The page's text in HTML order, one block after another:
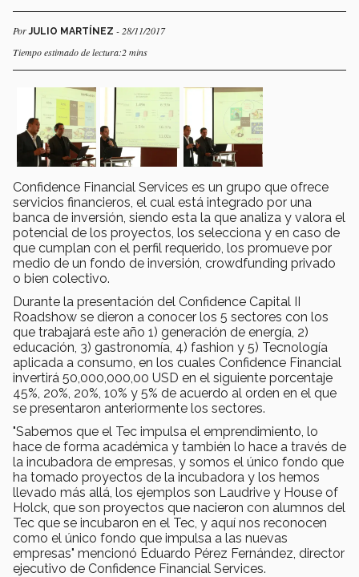
PorJULIO MARTÍNEZ - 28/11/2017
Tiempo estimado de lectura:2 mins
Confidence Financial Services es un grupo que ofrece
servicios financieros, el cual está integrado por una
banca de inversión, siendo esta la que analiza y valora el
potencial de los proyectos, los selecciona y en caso de
que cumplan con el perfil requerido, los promueve por
medio de un fondo de inversión, crowdfunding privado
o bien colectivo.
Durante la presentación del Confidence Capital II
Roadshow se dieron a conocer los 5 sectores con los
que trabajará este año 1) generación de energía, 2)
educación, 3) gastronomía, 4) fashion y 5) Tecnología
aplicada a consumo, en los cuales Confidence Financial
invertirá 50,000,000,00 USD en el siguiente porcentaje
45%, 20%, 20%, 10% y 5% de acuerdo al orden en el que
se presentaron anteriormente los sectores.
"Sabemos que el Tec impulsa el emprendimiento, lo
hace de forma académica y también lo hace a través de
la incubadora de empresas, y somos el único fondo que
ha tomado proyectos de la incubadora y los hemos
llevado más allá, los ejemplos son Laudrive y House of
Holck, que son proyectos que nacieron con alumnos del
Tec que se incubaron en el Tec, y aquí nos reconocen
como el único fondo que impulsa a las nuevas
empresas" mencionó Eduardo Pérez Fernández, director
ejecutivo de Confidence Financial Services.